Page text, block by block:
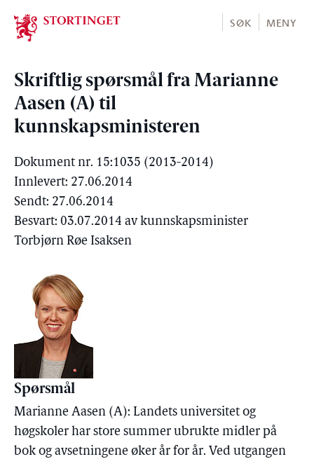
Stortinget.no
SØK MENY
Skriftlig spørsmål fra Marianne
Aasen (A) til
kunnskapsministeren
Dokument nr. 15:1035 (2013-2014)
Innlevert: 27.06.2014
Sendt: 27.06.2014
Besvart: 03.07.2014 av kunnskapsminister
Torbjørn Røe Isaksen
Spørsmål
Marianne Aasen (A): Landets universitet og
høgskoler har store summer ubrukte midler på
bok og avsetningene øker år for år. Ved utgangen